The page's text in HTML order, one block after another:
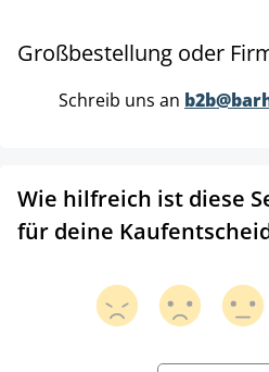
Großbestellung oder
Schreib uns an
Wie hilfreich ist diese
für deine